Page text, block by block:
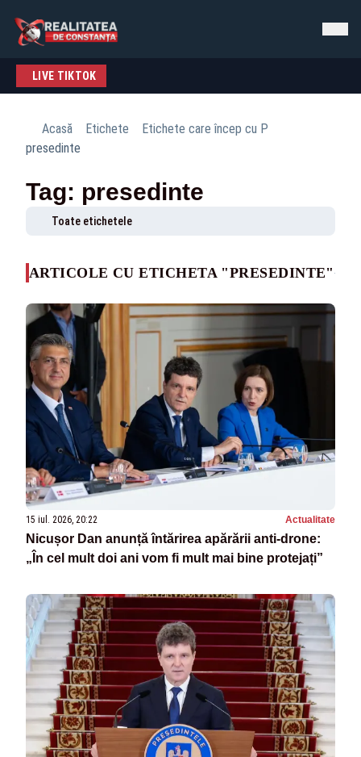
LIVE TIKTOK
Acasă Etichete
Etichete care încep cu P
presedinte
Tag: presedinte
Toate etichetele
ARTICOLE CU ETICHETA "PRESEDINTE"
15 iul. 2026, 20:22 Actualitate
Nicușor Dan anunță întărirea apărării anti-drone:
„În cel mult doi ani vom fi mult mai bine protejați”